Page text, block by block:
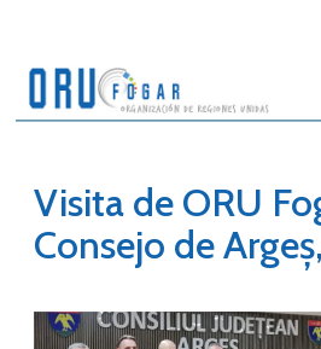
Visita de ORU
Consejo de